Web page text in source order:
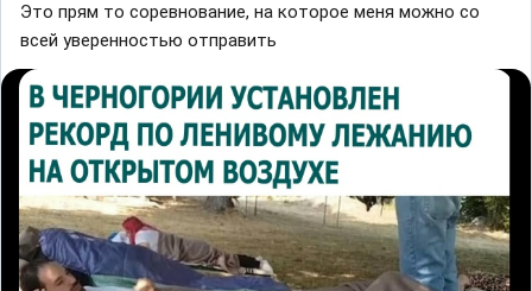
Это прям то соревнование, на которое меня можно со
всей уверенностью отправить